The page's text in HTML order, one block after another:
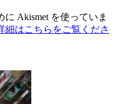
Akismet を使っていま
細はこちらをご覧くださ